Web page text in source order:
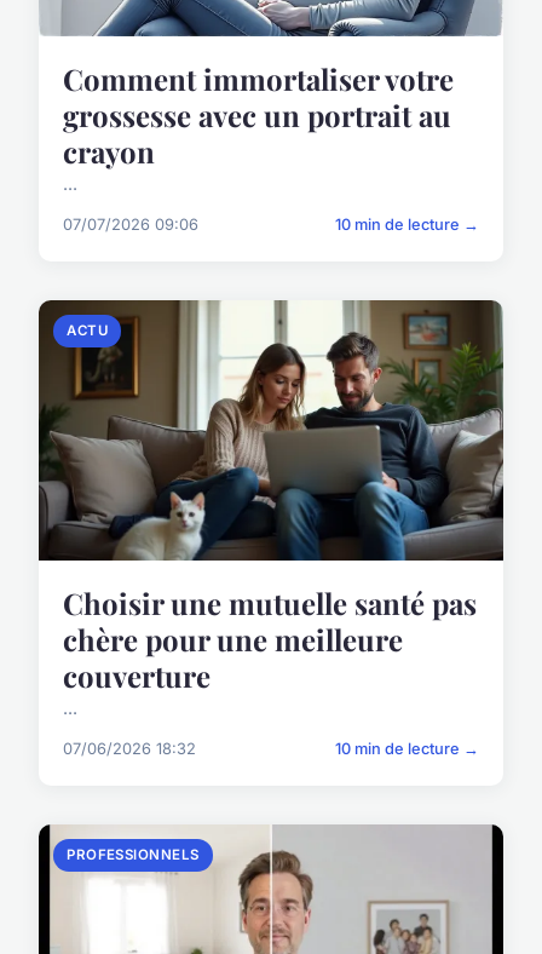
Comment immortaliser votre
grossesse avec un portrait au
crayon
...
07/07/2026 09:06 10 min de lecture →
ACTU
Choisir une mutuelle santé pas
chère pour une meilleure
couverture
...
07/06/2026 18:32 10 min de lecture →
PROFESSIONNELS